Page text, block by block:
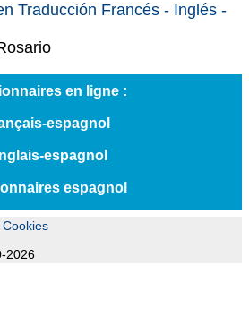
Traducción Francés - Inglés -
en ligne :
espagnol
espagnol
espagnol
Cookies
2026